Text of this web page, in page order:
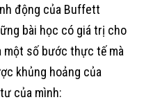
động của Buffett
bài học có giá trị cho
một số bước thực tế mà
khủng hoảng của
của mình: